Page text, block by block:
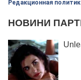
Редакционная